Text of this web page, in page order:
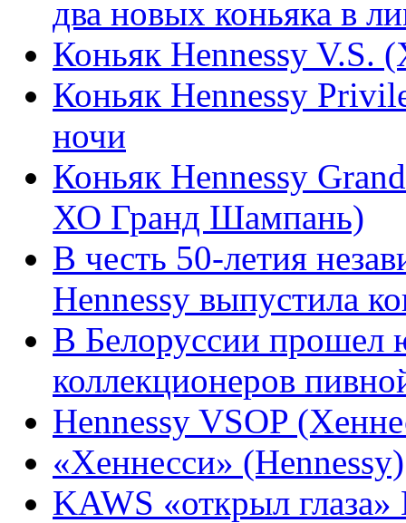
два новых коньяка в
Коньяк Hennessy V.S.
Коньяк Hennessy
ночи
Коньяк Hennessy
ХО Гранд Шампань)
В честь 50-летия
Hennessy выпустила
В Белоруссии прошел
коллекционеров
Hennessy VSOP
«Хеннесси» (Hennessy)
KAWS «открыл глаза»